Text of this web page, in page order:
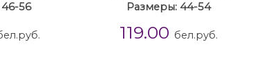
56
Размеры: 44-54
119.00 бел.руб.